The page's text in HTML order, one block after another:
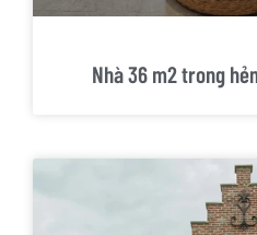
Nhà 36 m2 trong